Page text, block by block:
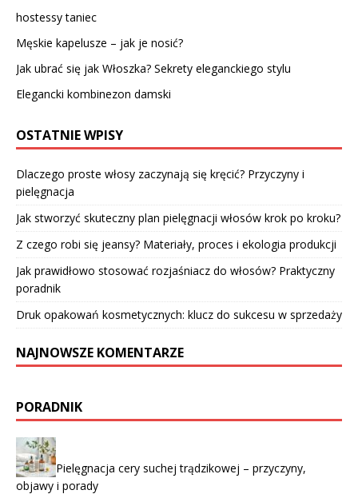
hostessy taniec
Męskie kapelusze – jak je nosić?
Jak ubrać się jak Włoszka? Sekrety eleganckiego stylu
Elegancki kombinezon damski
OSTATNIE WPISY
Dlaczego proste włosy zaczynają się kręcić? Przyczyny i
pielęgnacja
Jak stworzyć skuteczny plan pielęgnacji włosów krok po kroku?
Z czego robi się jeansy? Materiały, proces i ekologia produkcji
Jak prawidłowo stosować rozjaśniacz do włosów? Praktyczny
poradnik
Druk opakowań kosmetycznych: klucz do sukcesu w sprzedaży
NAJNOWSZE KOMENTARZE
PORADNIK
Pielęgnacja cery suchej trądzikowej – przyczyny,
objawy i porady